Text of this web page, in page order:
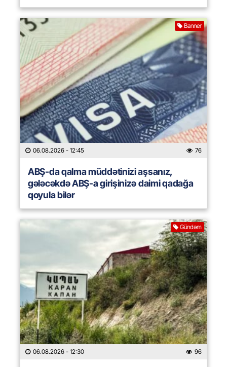
Banner
06.08.2026 - 12:45 76
ABŞ-da qalma müddətinizi aşsanız,
gələcəkdə ABŞ-a girişinizə daimi qadağa
qoyula bilər
Gündəm
06.08.2026 - 12:30 96